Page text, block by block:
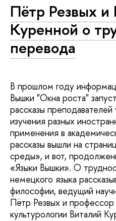
Пётр Резвых и
Куренной о
перевода
В прошлом году
Вышки "Окна роста"
рассказы
изучения разных
применения в
рассказы вышли на
среды», и вот,
«Языки Вышки». О
немецкого языка
философии, ведущий
Пётр Резвых и
культурологии Виталий